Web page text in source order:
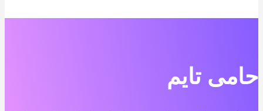
حامی تایم